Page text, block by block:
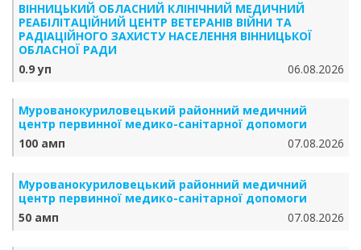
ВІННИЦЬКИЙ ОБЛАСНИЙ КЛІНІЧНИЙ МЕДИЧНИЙ
РЕАБІЛІТАЦІЙНИЙ ЦЕНТР ВЕТЕРАНІВ ВІЙНИ ТА
РАДІАЦІЙНОГО ЗАХИСТУ НАСЕЛЕННЯ ВІННИЦЬКОЇ
ОБЛАСНОЇ РАДИ
0.9 уп
06.08.2026
Мурованокуриловецький районний медичний
центр первинної медико-санітарної допомоги
100 амп
07.08.2026
Мурованокуриловецький районний медичний
центр первинної медико-санітарної допомоги
50 амп
07.08.2026